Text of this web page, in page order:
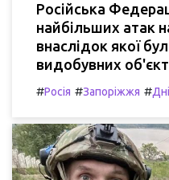
Російська
найбільших атак
внаслідок якої
видобувних
#Росія #Запоріжжя #